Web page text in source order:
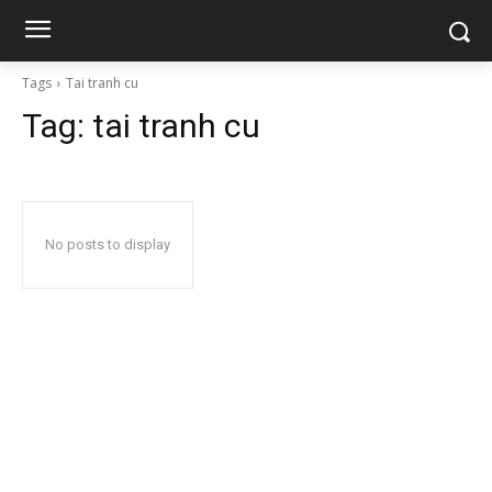
Tags Tai tranh cu
Tag: tai tranh cu
No posts to display